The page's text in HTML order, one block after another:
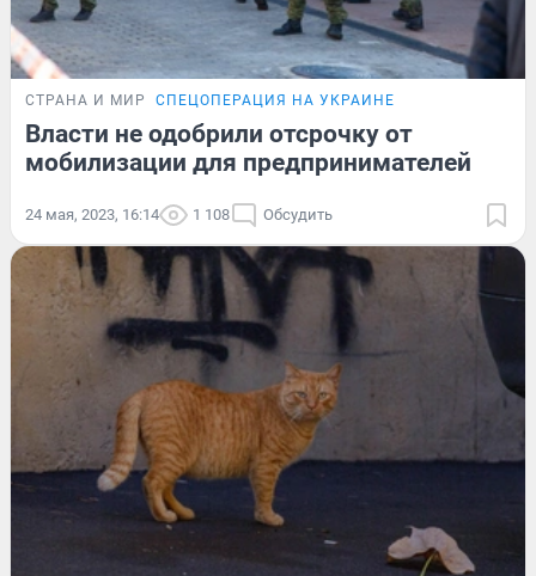
СТРАНА И МИР СПЕЦОПЕРАЦИЯ НА УКРАИНЕ
Власти не одобрили отсрочку от
мобилизации для предпринимателей
24 мая, 2023, 16:14 1 108 Обсудить